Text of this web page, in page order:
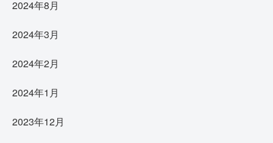
2024年8月
2024年3月
2024年2月
2024年1月
2023年12月